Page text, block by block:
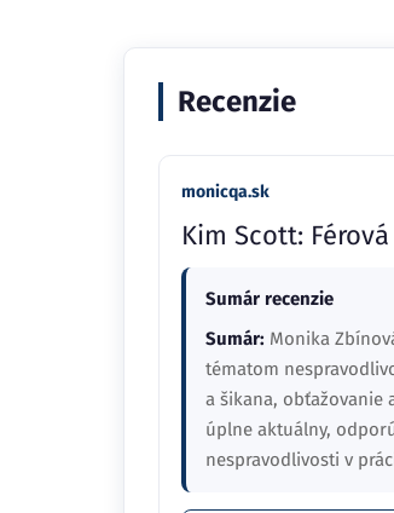
Recenzie
monicqa.sk
Kim Scott:
Sumár recenzie
Sumár: Monika
tématom
a šikana, obťažovanie
úplne aktuálny,
nespravodlivosti v